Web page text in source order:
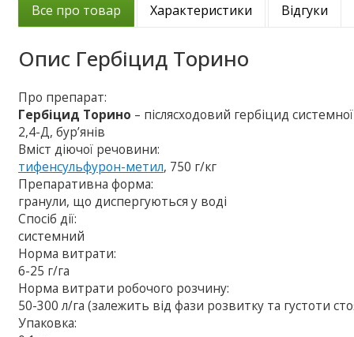
Все про товар Характеристики Відгуки
Опис Гербіцид Торино
Про препарат:
Гербіцид Торино – післясходовий гербіцид
2,4-Д, бур’янів
Вміст діючої речовини:
тифенсульфурон-метил, 750 г/кг
Препаративна форма:
гранули, що диспергуються у воді
Спосіб дії:
системний
Норма витрати:
6-25 г/га
Норма витрати робочого розчину:
50-300 л/га (залежить від фази розвитку та густоти
Упаковка: